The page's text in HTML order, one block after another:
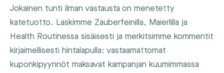
Jokainen tunti ilman vastausta on menetetty
katetuotto. Laskimme Zauberfeinilla, Maierlilla ja
Health Routinessa sisäisesti ja merkitsimme kommentit
kirjaimellisesti hintalapulla: vastaamattomat
kuponkipyynnöt maksavat kampanjan kuumimmassa